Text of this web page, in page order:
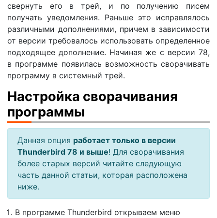
свернуть его в трей, и по получению писем
получать уведомления. Раньше это исправлялось
различными дополнениями, причем в зависимости
от версии требовалось использовать определенное
подходящее дополнение. Начиная же с версии 78,
в программе появилась возможность сворачивать
программу в системный трей.
Настройка сворачивания
программы
Данная опция работает только в версии
Thunderbird 78 и выше! Для сворачивания
более старых версий читайте следующую
часть данной статьи, которая расположена
ниже.
В программе Thunderbird открываем меню